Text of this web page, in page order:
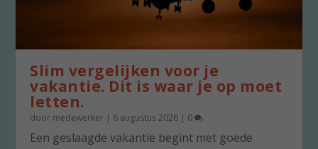
Slim vergelijken voor je
vakantie. Dit is waar je op moet
letten.
door medewerker | 6 augustus 2026 | 0
Een geslaagde vakantie begint met goede